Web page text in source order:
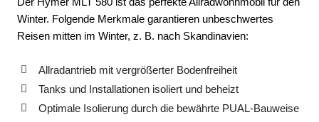
Winter. Folgende Merkmale garantieren unbeschwertes
Reisen mitten im Winter, z. B. nach Skandinavien:
Allradantrieb mit vergrößerter Bodenfreiheit
Tanks und Installationen isoliert und beheizt
Optimale Isolierung durch die bewährte PUAL-Bauweise